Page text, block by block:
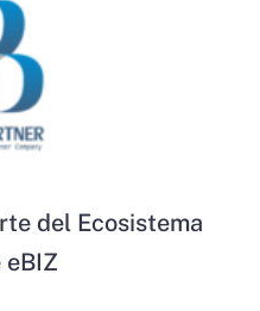
del Ecosistema
eBIZ